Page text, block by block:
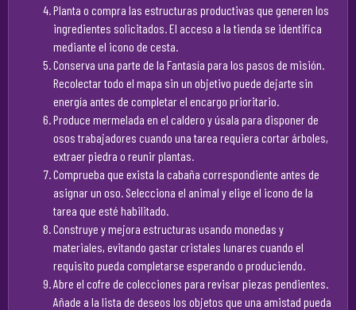
Planta o compra las estructuras productivas que generen los
ingredientes solicitados. El acceso a la tienda se identifica
mediante el icono de cesta.
Conserva una parte de la Fantasía para los pasos de misión.
Recolectar todo el mapa sin un objetivo puede dejarte sin
energía antes de completar el encargo prioritario.
Produce mermelada en el caldero y úsala para disponer de
osos trabajadores cuando una tarea requiera cortar árboles,
extraer piedra o reunir plantas.
Comprueba que exista la cabaña correspondiente antes de
asignar un oso. Selecciona el animal y elige el icono de la
tarea que esté habilitado.
Construye y mejora estructuras usando monedas y
materiales, evitando gastar cristales lunares cuando el
requisito pueda completarse esperando o produciendo.
Abre el cofre de colecciones para revisar piezas pendientes.
Añade a la lista de deseos los objetos que una amistad pueda